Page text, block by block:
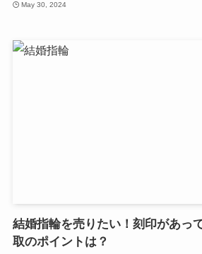
May 30, 2024
結婚指輪を売りたい！刻印があっ
取のポイントは？